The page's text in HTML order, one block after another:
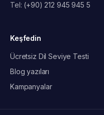
Tel: (+90) 212 945 945 5
Keşfedin
Ücretsiz Dil Seviye Testi
Blog yazıları
Kampanyalar